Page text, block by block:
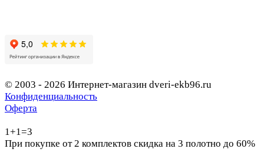
© 2003 - 2026 Интернет-магазин dveri-ekb96.ru
Конфиденциальность
Оферта
1+1=3
При покупке от 2 комплектов скидка на 3 полотно до 60%